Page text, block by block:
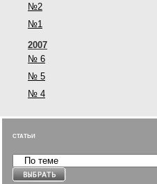
№2
№1
2007
№ 6
№ 5
№ 4
статьи